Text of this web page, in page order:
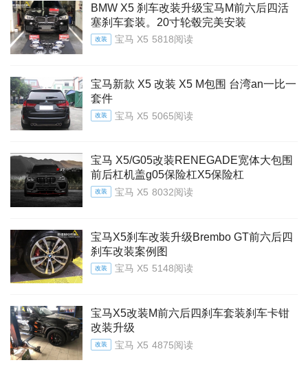
BMW X5 刹车改装升级宝马M前六后四活
塞刹车套装。20寸轮毂完美安装
改装 宝马 X5 5818阅读
宝马新款 X5 改装 X5 M包围 台湾an一比一
套件
改装 宝马 X5 5065阅读
宝马 X5/G05改装RENEGADE宽体大包围
前后杠机盖g05保险杠X5保险杠
改装 宝马 X5 8032阅读
宝马X5刹车改装升级Brembo GT前六后四
刹车改装案例图
改装 宝马 X5 5148阅读
宝马X5改装M前六后四刹车套装刹车卡钳
改装升级
改装 宝马 X5 4875阅读